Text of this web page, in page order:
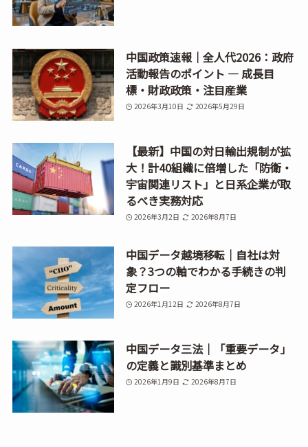
中国政策速報｜全人代2026：政府
活動報告のポイント ― 成長目
標・財政政策・注目産業
2026年3月10日 2026年5月29日
【最新】中国の対日輸出規制が拡
大！計40組織に倍増した「防衛・
宇宙関連リスト」と日系企業が取
るべき実務対応
2026年3月2日 2026年8月7日
中国データ越境移転｜自社は対
象？3つの軸でわかる手続きの判
定フロー
2026年1月12日 2026年8月7日
中国データ三法｜「重要データ」
の定義と識別基準まとめ
2026年1月9日 2026年8月7日